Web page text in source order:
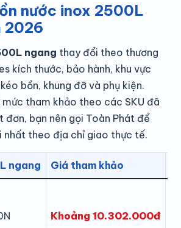
nước inox 2500L
2026
ngang thay đổi theo thương
kích thước, bảo hành, khu vực
bồn, khung đỡ và phụ kiện.
mức tham khảo theo các SKU đã
đơn, bạn nên gọi Toàn Phát để
nhất theo địa chỉ giao thực tế.
ngang Giá tham khảo
Khoảng 10.302.000đ